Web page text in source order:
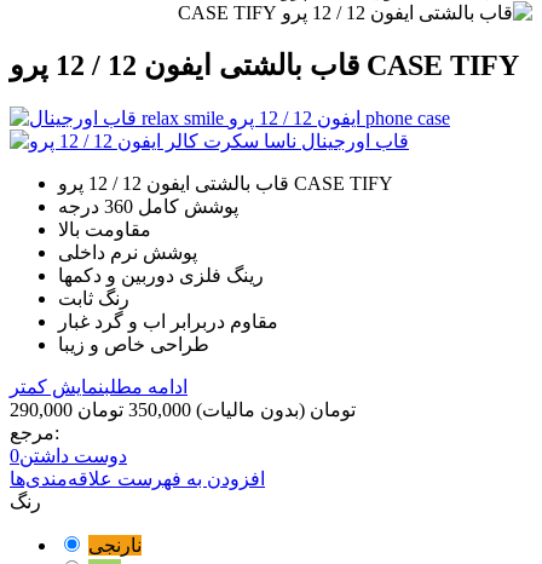
قاب بالشتی ایفون 12 / 12 پرو CASE TIFY
قاب بالشتی ایفون 12 / 12 پرو CASE TIFY
پوشش کامل 360 درجه
مقاومت بالا
پوشش نرم داخلی
رینگ فلزی دوربین و دکمها
رنگ ثابت
مقاوم دربرابر اب و گرد غبار
طراحی خاص و زیبا
ادامه مطلبنمایش کمتر
290,000 تومان (بدون مالیات) 350,000 تومان
مرجع:
دوست داشتن0
افزودن به فهرست علاقه‌مندی‌ها
رنگ
نارنجی